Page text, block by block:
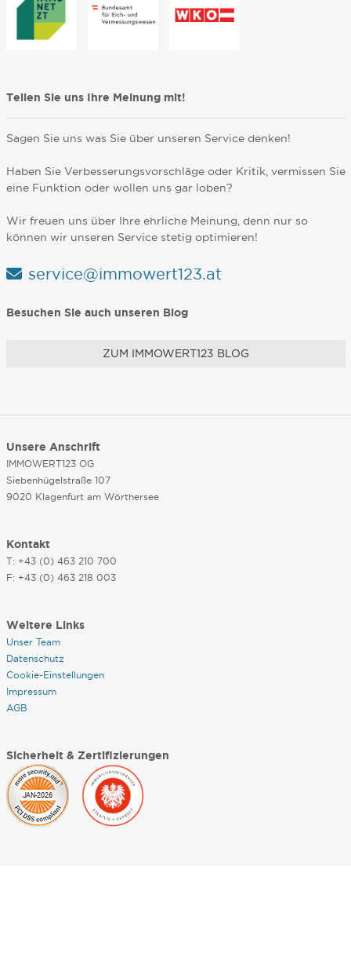
Teilen Sie uns Ihre Meinung mit!
Sagen Sie uns was Sie über unseren Service denken!
Haben Sie Verbesserungsvorschläge oder Kritik, vermissen Sie
eine Funktion oder wollen uns gar loben?
Wir freuen uns über Ihre ehrliche Meinung, denn nur so
können wir unseren Service stetig optimieren!
service@immowert123.at
Besuchen Sie auch unseren Blog
ZUM IMMOWERT123 BLOG
Unsere Anschrift
IMMOWERT123 OG
Siebenhügelstraße 107
9020 Klagenfurt am Wörthersee
Kontakt
T: +43 (0) 463 210 700
F: +43 (0) 463 218 003
Weitere Links
Unser Team
Datenschutz
Cookie-Einstellungen
Impressum
AGB
Sicherheit & Zertifizierungen